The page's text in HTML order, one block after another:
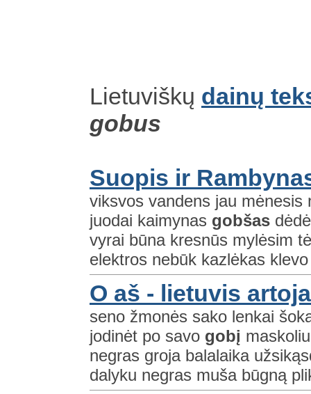
Lietuviškų dainų
gobus
Suopis ir
viksvos vandens jau mėnesis
juodai kaimynas gobšas
vyrai būna kresnūs mylėsim
elektros nebūk kazlėkas
O aš - lietuvis
seno žmonės sako lenkai
jodinėt po savo gobį
negras groja balalaika
dalyku negras muša būgną